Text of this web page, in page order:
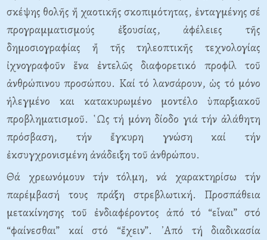
σκέψης θολῆς ἤ χαοτικῆς σκοπιμότητας, ἐνταγμένης σέ
προγραμματισμούς ἐξουσίας, ἀφέλειες τῆς
δημοσιογραφίας ἤ τῆς τηλεοπτικῆς τεχνολογίας
ἰχνογραφοῦν ἕνα ἐντελῶς διαφορετικό προφίλ τοῦ
ἀνθρώπινου προσώπου. Καί τό λανσάρουν, ὡς τό μόνο
ἠλεγμένο και κατακυρωμένο μοντέλο ὑπαρξιακοῦ
προβληματισμοῦ. ῾Ως τή μόνη δίοδο γιά τήν ἀλάθητη
πρόσβαση, τήν ἔγκυρη γνώση καί τήν
ἐκσυγχρονισμένη ἀνάδειξη τοῦ ἀνθρώπου.
Θά χρεωνόμουν τήν τόλμη, νά χαρακτηρίσω τήν
παρέμβασή τους πράξη στρεβλωτική. Προσπάθεια
μετακίνησης τοῦ ἐνδιαφέροντος ἀπό τό “εἶναι” στό
“φαίνεσθαι” καί στό “ἔχειν”. ᾿Από τή διαδικασία